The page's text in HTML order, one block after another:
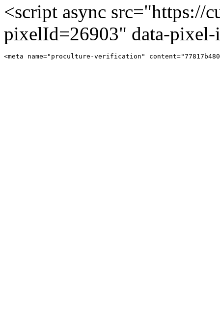
<script async src="https://
pixelId=26903" data-
<meta name="proculture-verification"